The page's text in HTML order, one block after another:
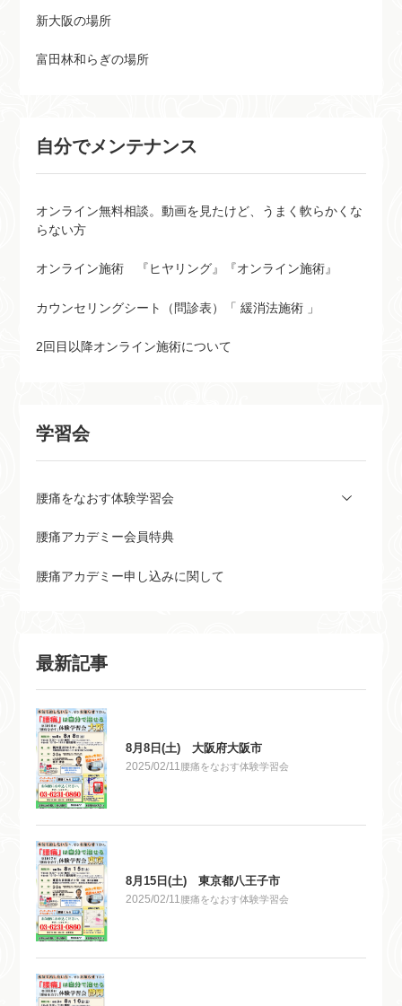
新大阪の場所
富田林和らぎの場所
自分でメンテナンス
オンライン無料相談。動画を見たけど、うまく軟らかくな
らない方
オンライン施術 『ヒヤリング』『オンライン施術』
カウンセリングシート（問診表）「 緩消法施術 」
2回目以降オンライン施術について
学習会
腰痛をなおす体験学習会
腰痛アカデミー会員特典
腰痛アカデミー申し込みに関して
最新記事
8月8日(土) 大阪府大阪市
2025/02/11 腰痛をなおす体験学習会
8月15日(土) 東京都八王子市
2025/02/11 腰痛をなおす体験学習会